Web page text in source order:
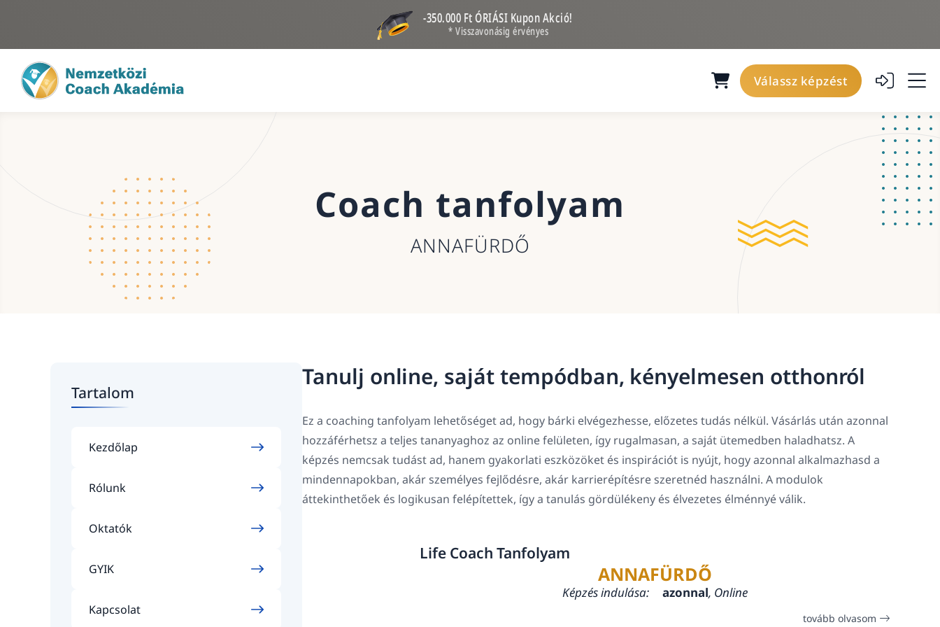
-350.000 Ft ÓRIÁSI Kupon Akció!
* Visszavonásig érvényes
Válassz képzést
Coach tanfolyam
ANNAFÜRDŐ
Tartalom
Kezdőlap
Rólunk
Oktatók
GYIK
Kapcsolat
Tanulj online, saját tempódban, kényelmesen otthonról
Ez a coaching tanfolyam lehetőséget ad, hogy bárki elvégezhesse, előzetes tudás nélkül. Vásárlás után azonnal
hozzáférhetsz a teljes tananyaghoz az online felületen, így rugalmasan, a saját ütemedben haladhatsz. A
képzés nemcsak tudást ad, hanem gyakorlati eszközöket és inspirációt is nyújt, hogy azonnal alkalmazhasd a
mindennapokban, akár személyes fejlődésre, akár karrierépítésre szeretnéd használni. A modulok
áttekinthetőek és logikusan felépítettek, így a tanulás gördülékeny és élvezetes élménnyé válik.
Life Coach Tanfolyam
ANNAFÜRDŐ
Képzés indulása: azonnal, Online
tovább olvasom